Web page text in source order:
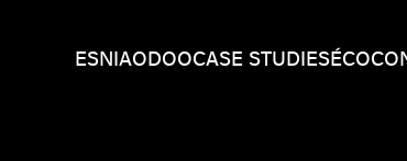
ESNIAODOOCASE STUDIES